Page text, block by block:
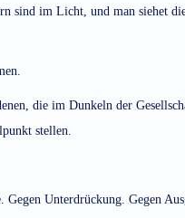
sind im Licht, und man siehet
die im Dunkeln der
stellen.
Unterdrückung. Gegen